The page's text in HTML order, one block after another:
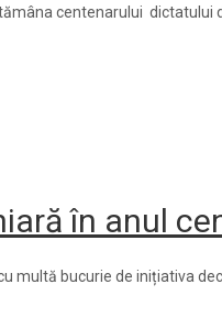
centenarului dictatului
în anul
multă bucurie de inițiativa